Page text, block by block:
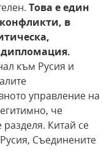
Това е един
в
към Русия и
управление на
че
Китай се
Съединените